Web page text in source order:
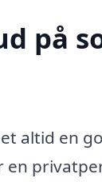
på
altid en